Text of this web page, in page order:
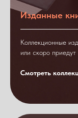
Изданные
Коллекционные
или скоро приедут
Смотреть